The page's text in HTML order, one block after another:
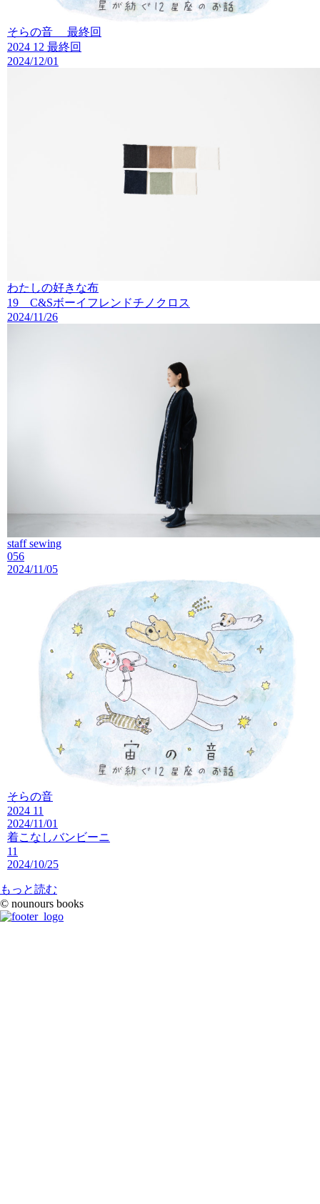
そらの音 最終回
2024 12 最終回
2024/12/01
わたしの好きな布
19 C&Sボーイフレンドチノクロス
2024/11/26
staff sewing
056
2024/11/05
そらの音
2024 11
2024/11/01
着こなしバンビーニ
11
2024/10/25
もっと読む
© nounours books